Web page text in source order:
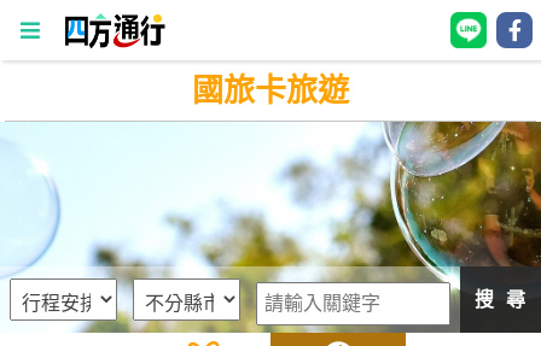
四
通
房
國旅卡旅遊
搜 尋